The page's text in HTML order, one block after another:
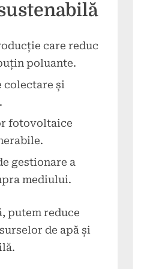
care reduc
poluante.
colectare și
fotovoltaice
gestionare a
mediului.
putem reduce
de apă și